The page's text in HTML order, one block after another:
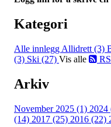
Kategori
Alle innlegg Allidrett (3)
(3) Ski (27) Vis alle
Arkiv
November 2025 (1) 2024
(14) 2017 (25) 2016 (22)